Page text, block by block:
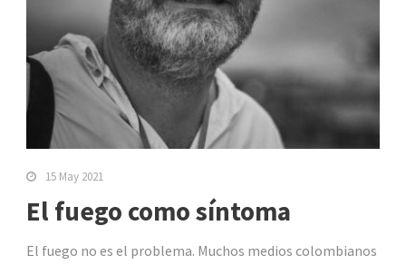
15 May 2021
El fuego como síntoma
El fuego no es el problema. Muchos medios colombianos